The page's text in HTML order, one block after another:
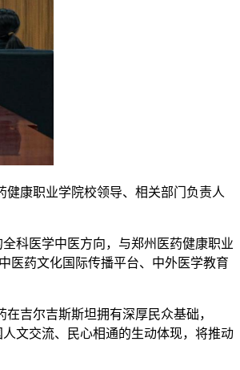
康职业学院校领导、相关部门负责人
科医学中医方向，与郑州医药健康职业
医药文化国际传播平台、中外医学教育
吉尔吉斯斯坦拥有深厚民众基础，
文交流、民心相通的生动体现，将推动